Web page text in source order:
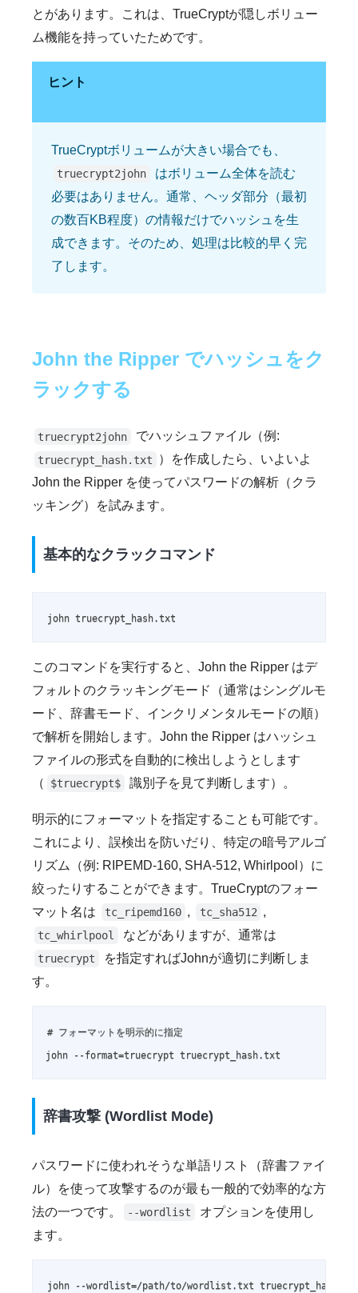
とがあります。これは、TrueCryptが隠しボリュー
ム機能を持っていたためです。
ヒント
TrueCryptボリュームが大きい場合でも、
truecrypt2john
はボリューム全体を読む
必要はありません。通常、ヘッダ部分（最初
の数百KB程度）の情報だけでハッシュを生
成できます。そのため、処理は比較的早く完
了します。
John the Ripper でハッシュをク
ラックする
truecrypt2john でハッシュファイル（例:
truecrypt_hash.txt
）を作成したら、いよいよ
John the Ripper を使ってパスワードの解析（クラ
ッキング）を試みます。
基本的なクラックコマンド
john truecrypt_hash.txt
このコマンドを実行すると、John the Ripper はデ
フォルトのクラッキングモード（通常はシングルモ
ード、辞書モード、インクリメンタルモードの順）
で解析を開始します。John the Ripper はハッシュ
ファイルの形式を自動的に検出しようとします
（
$truecrypt$ 識別子を見て判断します）。
明示的にフォーマットを指定することも可能です。
これにより、誤検出を防いだり、特定の暗号アルゴ
リズム（例: RIPEMD-160, SHA-512, Whirlpool）に
絞ったりすることができます。TrueCryptのフォー
マット名は
tc_ripemd160 , tc_sha512 ,
tc_whirlpool などがありますが、通常は
truecrypt
を指定すればJohnが適切に判断しま
す。
# フォーマットを明示的に指定
john --format=truecrypt truecrypt_hash.txt
辞書攻撃 (Wordlist Mode)
パスワードに使われそうな単語リスト（辞書ファイ
ル）を使って攻撃するのが最も一般的で効率的な方
法の一つです。
--wordlist
オプションを使用し
ます。
john --wordlist=/path/to/wordlist.txt